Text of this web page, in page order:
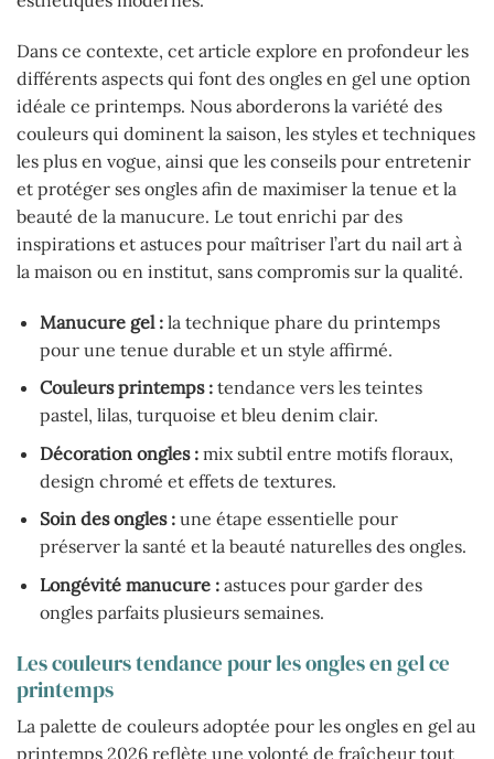
Dans ce contexte, cet article explore en profondeur les
différents aspects qui font des ongles en gel une option
idéale ce printemps. Nous aborderons la variété des
couleurs qui dominent la saison, les styles et techniques
les plus en vogue, ainsi que les conseils pour entretenir
et protéger ses ongles afin de maximiser la tenue et la
beauté de la manucure. Le tout enrichi par des
inspirations et astuces pour maîtriser l’art du nail art à
la maison ou en institut, sans compromis sur la qualité.
Manucure gel :la technique phare du printemps
pour une tenue durable et un style affirmé.
Couleurs printemps :tendance vers les teintes
pastel, lilas, turquoise et bleu denim clair.
Décoration ongles :mix subtil entre motifs floraux,
design chromé et effets de textures.
Soin des ongles :une étape essentielle pour
préserver la santé et la beauté naturelles des ongles.
Longévité manucure :astuces pour garder des
ongles parfaits plusieurs semaines.
Les couleurs tendance pour les ongles en gel ce
printemps
La palette de couleurs adoptée pour les ongles en gel au
printemps 2026 reflète une volonté de fraîcheur tout